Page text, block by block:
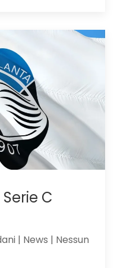
C
| News | Nessun